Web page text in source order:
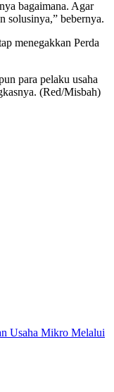
bagaimana. Agar
solusinya,” bebernya.
menegakkan Perda
para pelaku usaha
(Red/Misbah)
Usaha Mikro Melalui